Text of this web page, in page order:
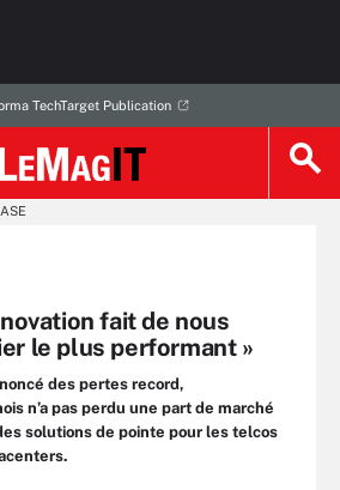
TechTarget Publication
fait de nous
le plus performant »
des pertes record,
n’a pas perdu une part de marché
solutions de pointe pour les telcos